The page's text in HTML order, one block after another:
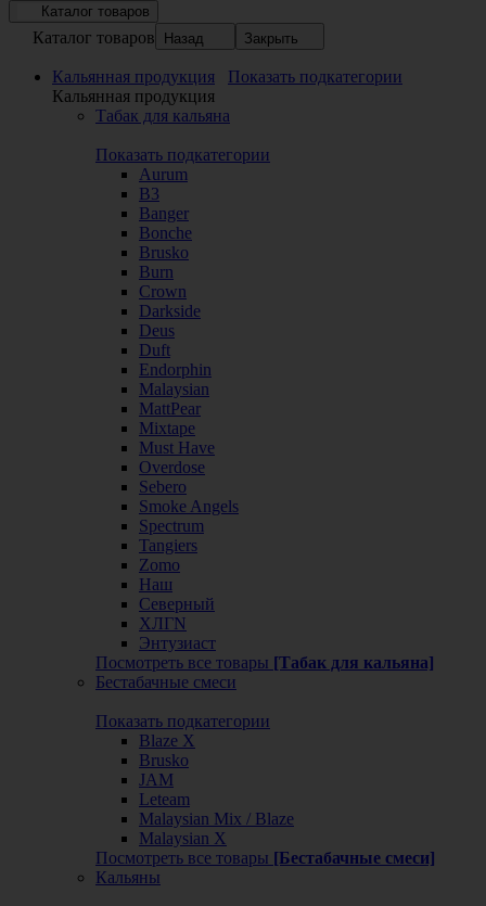
Каталог товаров
Каталог товаров Назад Закрыть
Кальянная продукция
Показать подкатегории
Кальянная продукция
Табак для кальяна
Показать подкатегории
Aurum
B3
Banger
Bonche
Brusko
Burn
Crown
Darkside
Deus
Duft
Endorphin
Malaysian
MattPear
Mixtape
Must Have
Overdose
Sebero
Smoke Angels
Spectrum
Tangiers
Zomo
Наш
Северный
ХЛГN
Энтузиаст
Посмотреть все товары [Табак для кальяна]
Бестабачные смеси
Показать подкатегории
Blaze X
Brusko
JAM
Leteam
Malaysian Mix / Blaze
Malaysian X
Посмотреть все товары [Бестабачные смеси]
Кальяны